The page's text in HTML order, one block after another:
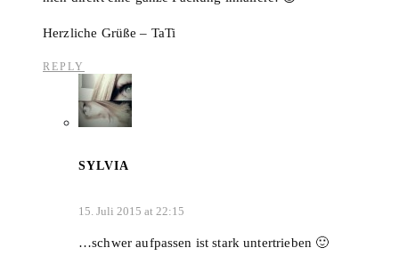
Herzliche Grüße – TaTi
REPLY
SYLVIA
15. Juli 2015 at 22:15
…schwer aufpassen ist stark untertrieben 🙂